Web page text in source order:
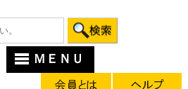
ＭＥＮＵ